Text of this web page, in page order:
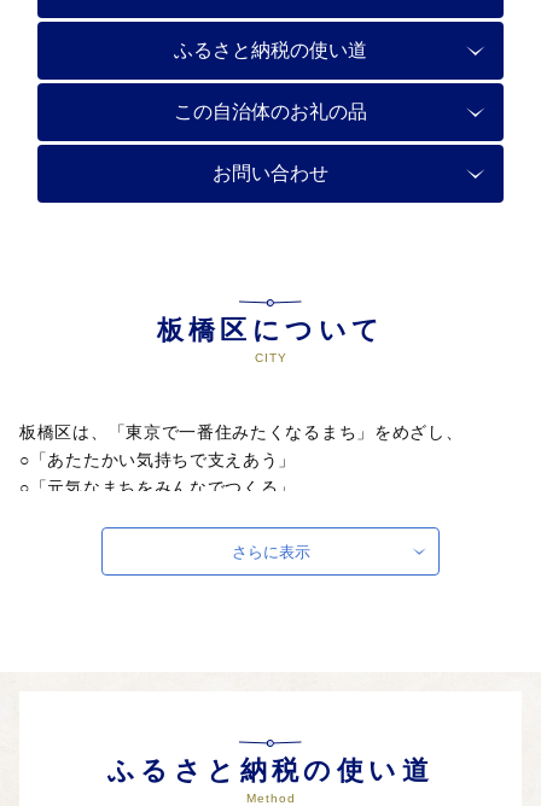
ふるさと納税の使い道
この自治体のお礼の品
お問い合わせ
板橋区について
板橋区は、「東京で一番住みたくなるまち」をめざし、
○「あたたかい気持ちで支えあう」
○「元気なまちをみんなでつくる」
皆様からのご寄付は、さまざまな分野で有意義に活用させてい
◎教育分野：魅力ある学び支援
◎福祉・介護分野：安心の福祉・介護
さらに表示
ふるさと納税の使い道
Method